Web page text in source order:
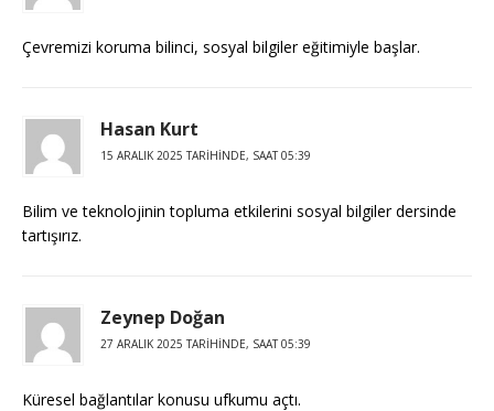
Çevremizi koruma bilinci, sosyal bilgiler eğitimiyle başlar.
Hasan Kurt
15 ARALIK 2025 TARIHINDE, SAAT 05:39
Bilim ve teknolojinin topluma etkilerini sosyal bilgiler dersinde
tartışırız.
Zeynep Doğan
27 ARALIK 2025 TARIHINDE, SAAT 05:39
Küresel bağlantılar konusu ufkumu açtı.